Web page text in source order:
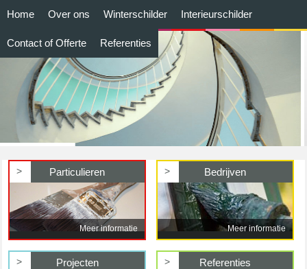
Home Over ons Winterschilder Interieurschilder
Contact of Offerte Referenties
> Particulieren
Meer informatie
> Bedrijven
Meer informatie
> Projecten > Referenties